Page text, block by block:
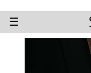
Toggle
navigation
☰